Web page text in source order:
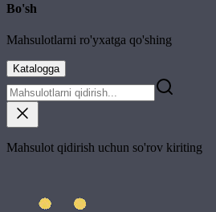
Bo'sh
Mahsulotlarni ro'yxatga qo'shing
Katalogga
Mahsulot qidirish uchun so'rov kiriting